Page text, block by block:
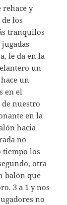
y
los
tranquilos
le da en la
un
un
en el
nuestro
en la
hacia
no
tiempo los
otra
balón que
3 a 1 y nos
no